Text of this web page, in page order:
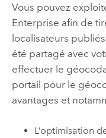
Vous pouvez
Enterprise afin de
localisateurs
été partagé avec
effectuer le
portail pour le
avantages et
L’optimisation